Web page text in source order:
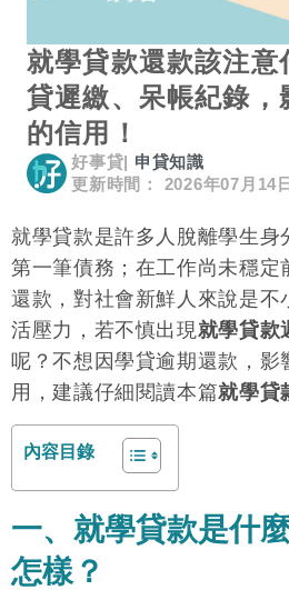
就學貸款還款該注意
貸遲繳、呆帳紀錄，
的信用！
好事貸
申貸知識
更新時間： 2026年07月14日
就學貸款是許多人脫離學生身
第一筆債務；在工作尚未穩定
還款，對社會新鮮人來說是不
活壓力，若不慎出現就學貸款
呢？不想因學貸逾期還款，影
用，建議仔細閱讀本篇就學貸
內容目錄
一、就學貸款是什
怎樣？